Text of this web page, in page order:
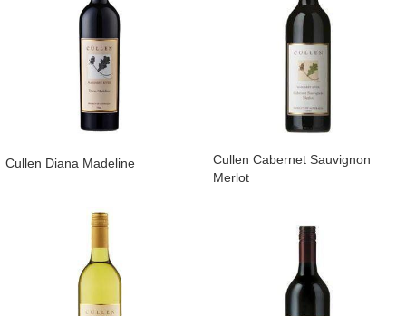
​Cullen Diana Madeline
​Cullen Cabernet Sauvignon
Merlot